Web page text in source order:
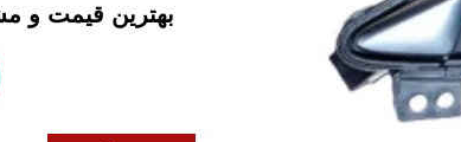
بهترین قیمت و